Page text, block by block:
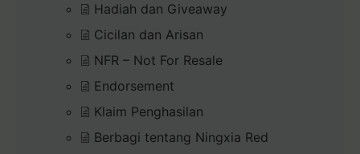
Hadiah dan Giveaway
Cicilan dan Arisan
NFR – Not For Resale
Endorsement
Klaim Penghasilan
Berbagi tentang Ningxia Red